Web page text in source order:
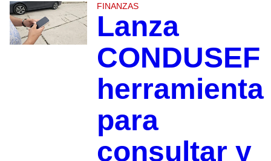
FINANZAS
Lanza
CONDUSEF
herramienta
para
consultar y